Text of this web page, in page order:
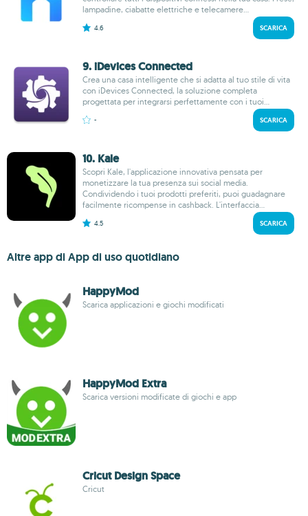
lampadine, ciabatte elettriche e telecamere...
4.6 SCARICA
9. iDevices Connected
Crea una casa intelligente che si adatta al tuo stile di vita
con iDevices Connected, la soluzione completa
progettata per integrarsi perfettamente con i tuoi...
- SCARICA
10. Kale
Scopri Kale, l'applicazione innovativa pensata per
monetizzare la tua presenza sui social media.
Condividendo i tuoi prodotti preferiti, puoi guadagnare
facilmente ricompense in cashback. L'interfaccia...
4.5 SCARICA
Altre app di App di uso quotidiano
HappyMod
Scarica applicazioni e giochi modificati
HappyMod Extra
Scarica versioni modificate di giochi e app
Cricut Design Space
Cricut